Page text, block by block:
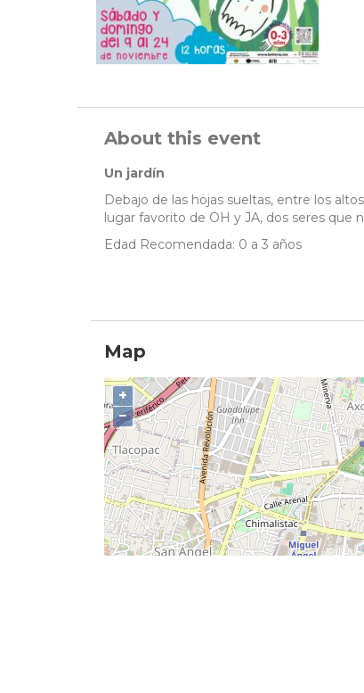
About this event
Un jardín
Debajo de las hojas sueltas, entre los
lugar favorito de OH y JA, dos seres
Edad Recomendada: 0 a 3 años
Map
+
−